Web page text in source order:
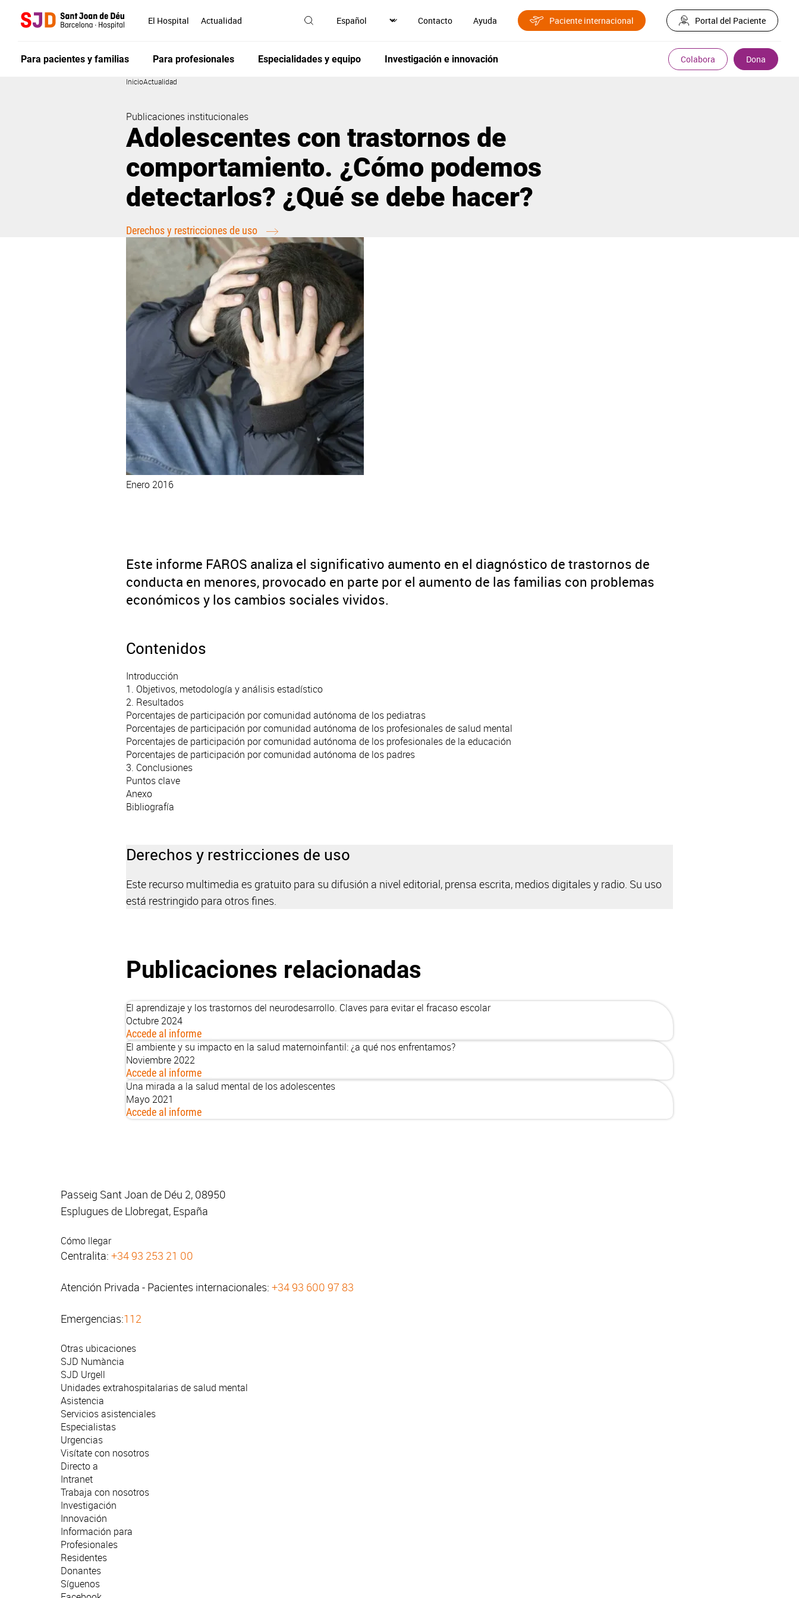
El Hospital Actualidad Contacto Ayuda Paciente internacional Portal del Paciente
Para pacientes y familias Para profesionales Especialidades y equipo Investigación e innovación Colabora Dona
InicioActualidad
Publicaciones institucionales
Adolescentes con trastornos de
comportamiento. ¿Cómo podemos
detectarlos? ¿Qué se debe hacer?
Derechos y restricciones de uso
Enero 2016
Este informe FAROS analiza el significativo aumento en el diagnóstico de trastornos de
conducta en menores, provocado en parte por el aumento de las familias con problemas
económicos y los cambios sociales vividos.
Contenidos
Introducción
1. Objetivos, metodología y análisis estadístico
2. Resultados
Porcentajes de participación por comunidad autónoma de los pediatras
Porcentajes de participación por comunidad autónoma de los profesionales de salud mental
Porcentajes de participación por comunidad autónoma de los profesionales de la educación
Porcentajes de participación por comunidad autónoma de los padres
3. Conclusiones
Puntos clave
Anexo
Bibliografía
Derechos y restricciones de uso
Este recurso multimedia es gratuito para su difusión a nivel editorial, prensa escrita, medios digitales y radio. Su uso
está restringido para otros fines.
Publicaciones relacionadas
El aprendizaje y los trastornos del neurodesarrollo. Claves para evitar el fracaso escolar
Octubre 2024
Accede al informe
El ambiente y su impacto en la salud maternoinfantil: ¿a qué nos enfrentamos?
Noviembre 2022
Accede al informe
Una mirada a la salud mental de los adolescentes
Mayo 2021
Accede al informe
Passeig Sant Joan de Déu 2, 08950
Esplugues de Llobregat, España
Cómo llegar
Centralita: +34 93 253 21 00
Atención Privada - Pacientes internacionales: +34 93 600 97 83
Emergencias:112
Otras ubicaciones
SJD Numància
SJD Urgell
Unidades extrahospitalarias de salud mental
Asistencia
Servicios asistenciales
Especialistas
Urgencias
Visítate con nosotros
Directo a
Intranet
Trabaja con nosotros
Investigación
Innovación
Información para
Profesionales
Residentes
Donantes
Síguenos